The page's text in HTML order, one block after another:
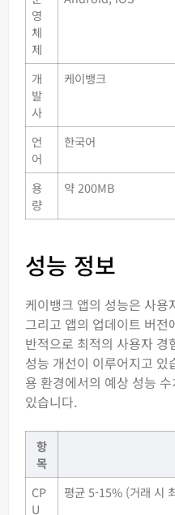
영
체
제
개
발
사
케이뱅크
언
어
한국어
용
량
약 200MB
성능 정보
케이뱅크 앱의 성능은 사
그리고 앱의 업데이트 버전
반적으로 최적의 사용자 경
성능 개선이 이루어지고
용 환경에서의 예상 성능
있습니다.
항
목
CP
U
평균 5-15% (거래 시